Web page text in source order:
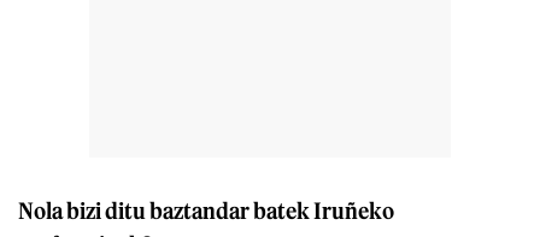
Nola bizi ditu baztandar batek Iruñeko